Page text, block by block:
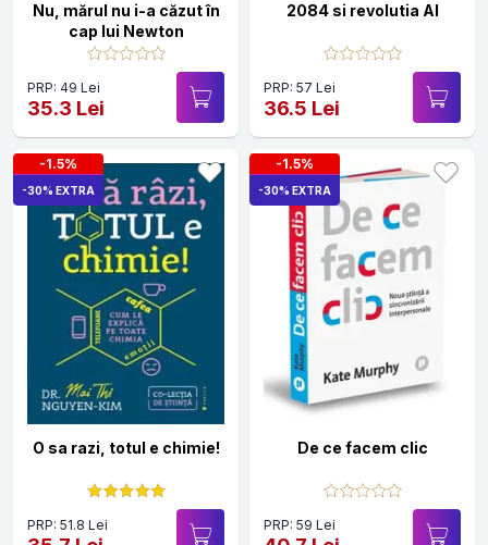
Nu, mărul nu i-a căzut în
cap lui Newton
PRP: 49 Lei
35.3 Lei
2084 si revolutia AI
PRP: 57 Lei
36.5 Lei
-1.5%
-30% EXTRA
O sa razi, totul e chimie!
PRP: 51.8 Lei
-1.5%
-30% EXTRA
De ce facem clic
PRP: 59 Lei